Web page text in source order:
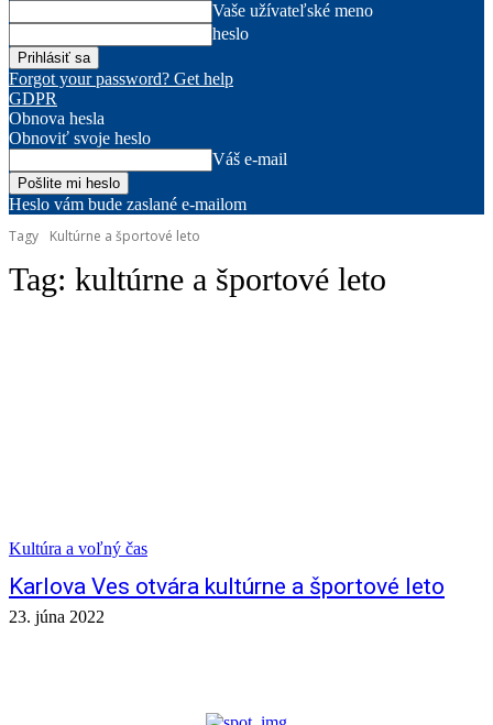
Vaše užívateľské meno
heslo
Forgot your password? Get help
GDPR
Obnova hesla
Obnoviť svoje heslo
Váš e-mail
Heslo vám bude zaslané e-mailom
Tagy
Kultúrne a športové leto
Tag: kultúrne a športové leto
Kultúra a voľný čas
Karlova Ves otvára kultúrne a športové leto
23. júna 2022